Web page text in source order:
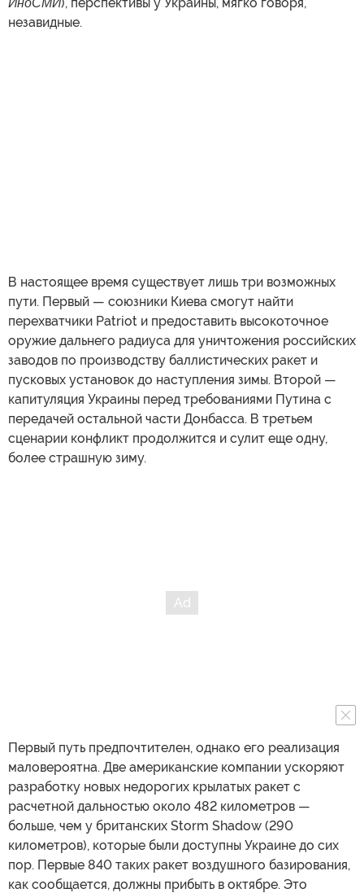
незавидные.
В настоящее время существует лишь три возможных
пути. Первый — союзники Киева смогут найти
перехватчики Patriot и предоставить высокоточное
оружие дальнего радиуса для уничтожения российских
заводов по производству баллистических ракет и
пусковых установок до наступления зимы. Второй —
капитуляция Украины перед требованиями Путина с
передачей остальной части Донбасса. В третьем
сценарии конфликт продолжится и сулит еще одну,
более страшную зиму.
Первый путь предпочтителен, однако его реализация
маловероятна. Две американские компании ускоряют
разработку новых недорогих крылатых ракет с
расчетной дальностью около 482 километров —
больше, чем у британских Storm Shadow (290
километров), которые были доступны Украине до сих
пор. Первые 840 таких ракет воздушного базирования,
как сообщается, должны прибыть в октябре. Это